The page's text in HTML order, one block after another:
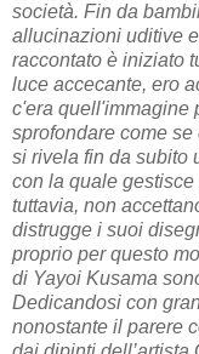
società. Fin da
allucinazioni uditive
raccontato è iniziato
luce accecante, ero
c'era quell'immagine
sprofondare come se
si rivela fin da subito
con la quale
tuttavia, non
distrugge i suoi
proprio per questo
di Yayoi Kusama
Dedicandosi con
nonostante il parere